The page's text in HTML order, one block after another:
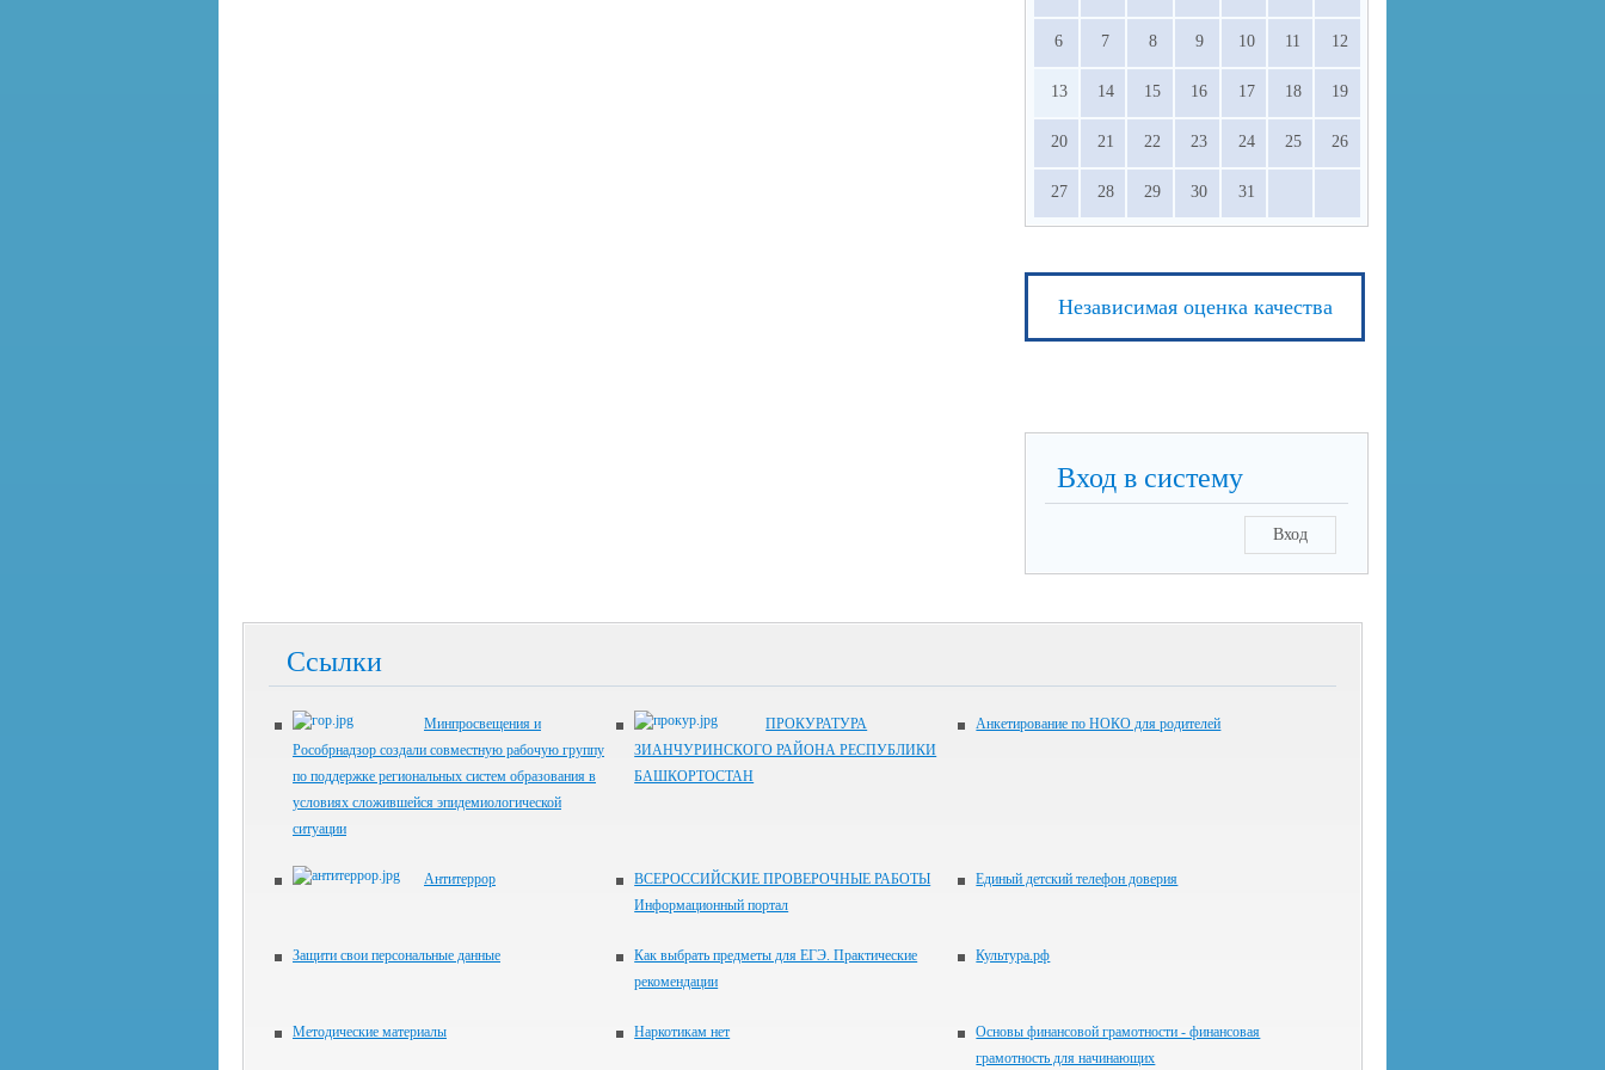
6 7 8 9 10 11 12
13 14 15 16 17 18 19
20 21 22 23 24 25 26
27 28 29 30 31
Независимая оценка качества
Вход в систему
Вход
Ссылки
Минпросвещения и
Рособрнадзор создали совместную рабочую группу
по поддержке региональных систем образования в
условиях сложившейся эпидемиологической
ситуации
ПРОКУРАТУРА
ЗИАНЧУРИНСКОГО РАЙОНА РЕСПУБЛИКИ
БАШКОРТОСТАН
Анкетирование по НОКО для родителей
Антитеррор
ВСЕРОССИЙСКИЕ ПРОВЕРОЧНЫЕ РАБОТЫ
Информационный портал
Единый детский телефон доверия
Защити свои персональные данные
Как выбрать предметы для ЕГЭ. Практические
рекомендации
Культура.рф
Методические материалы Наркотикам нет
Основы финансовой грамотности - финансовая
грамотность для начинающих